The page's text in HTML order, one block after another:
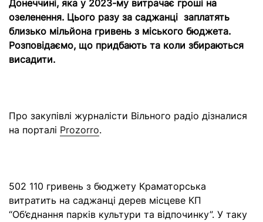
Донеччині, яка у 2023-му витрачає гроші на
озеленення. Цього разу за саджанці заплатять
близько мільйона гривень з міського бюджета.
Розповідаємо, що придбають та коли збираються
висадити.
Про закупівлі журналісти Вільного радіо дізналися
на порталі Prozorro.
502 110 гривень з бюджету Краматорська
витратить на саджанці дерев місцеве КП
“Об’єднання парків культури та відпочинку”. У таку